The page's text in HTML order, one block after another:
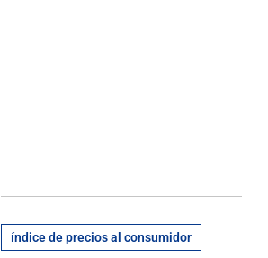
índice de precios al consumidor